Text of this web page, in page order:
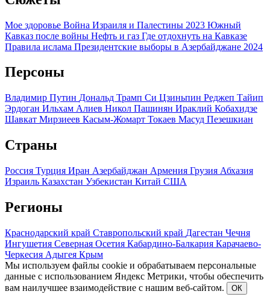
Мое здоровье Война Израиля и Палестины 2023 Южный
Кавказ после войны Нефть и газ Где отдохнуть на Кавказе
Правила ислама Президентские выборы в Азербайджане 2024
Персоны
Владимир Путин Дональд Трамп Си Цзиньпин Реджеп Тайип
Эрдоган Ильхам Алиев Никол Пашинян Ираклий Кобахидзе
Шавкат Мирзиеев Касым-Жомарт Токаев Масуд Пезешкиан
Страны
Россия Турция Иран Азербайджан Армения Грузия Абхазия
Израиль Казахстан Узбекистан Китай США
Регионы
Краснодарский край Ставропольский край Дагестан Чечня
Ингушетия Северная Осетия Кабардино-Балкария Карачаево-
Черкесия Адыгея Крым
Мы используем файлы cookie и обрабатываем персональные
данные с использованием Яндекс Метрики, чтобы обеспечить
вам наилучшее взаимодействие с нашим веб-сайтом.
ОК